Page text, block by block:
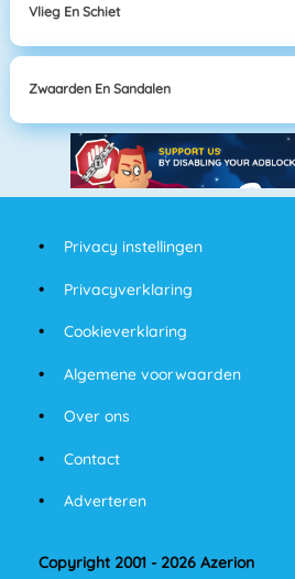
Vlieg En Schiet
Zwaarden En Sandalen
Privacy instellingen
Privacyverklaring
Cookieverklaring
Algemene voorwaarden
Over ons
Contact
Adverteren
Copyright 2001 - 2026 Azerion